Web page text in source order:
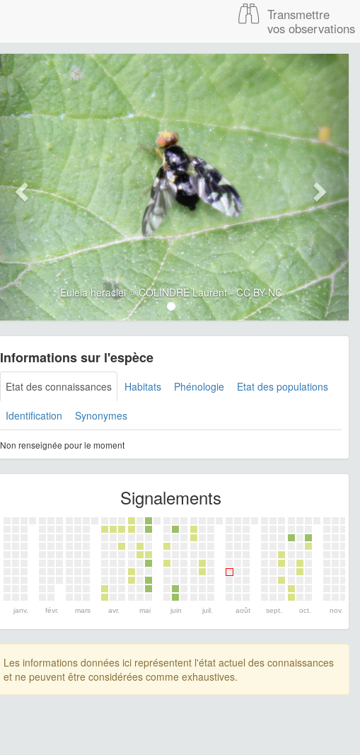
Transmettre
vos observations
Euleia heraclei © COLINDRE Laurent - CC BY-NC
Informations sur l'espèce
Etat des connaissances Habitats Phénologie Etat des populations
Identification Synonymes
Non renseignée pour le moment
Signalements
janv. févr. mars avr. mai juin juil. août sept. oct. nov.
Les informations données ici représentent l'état actuel des connaissances
et ne peuvent être considérées comme exhaustives.